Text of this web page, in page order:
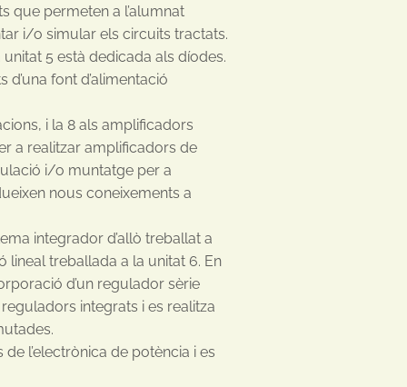
que permeten a l’alumnat
i/o simular els circuits tractats.
5 està dedicada als díodes.
font d’alimentació
i la 8 als amplificadors
a realitzar amplificadors de
i/o muntatge per a
nous coneixements a
integrador d’allò treballat a
lineal treballada a la unitat 6. En
d’un regulador sèrie
integrats i es realitza
l’electrònica de potència i es